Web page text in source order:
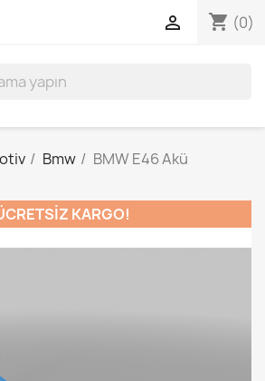
shopping_cart (0)

Bmw
BMW E46 Akü
KARGO!